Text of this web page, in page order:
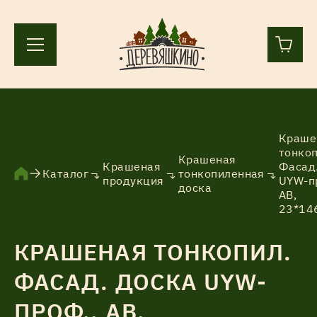
Ленинградская область, Всеволожский р-н, пос.
Лесколово, земля Аньялово.
Каталог
Услуги
Каталог
Крашеная
продукция
Крашеная
тонкопиленная
доска
UYW-
АВ,
КРАШЕНАЯ ТОНКОПИЛ.
ФАСАД. ДОСКА UYW-